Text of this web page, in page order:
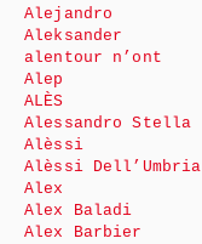
Alejandro
Aleksander
alentour n’ont
Alep
ALÈS
Alessandro Stella
Alèssi
Alèssi Dell’Umbria
Alex
Alex Baladi
Alex Barbier